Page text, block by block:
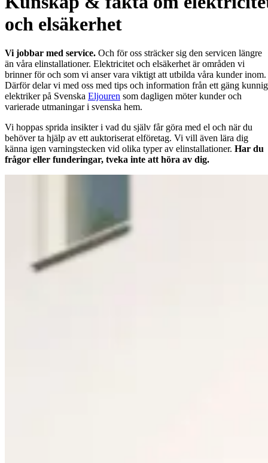
och elsäkerhet
Vi jobbar med service. Och för oss sträcker sig den servicen längre
än våra elinstallationer. Elektricitet och elsäkerhet är områden vi
brinner för och som vi anser vara viktigt att utbilda våra kunder inom.
Därför delar vi med oss med tips och information från ett gäng
elektriker på Svenska Eljouren som dagligen möter kunder och
varierade utmaningar i svenska hem.
Vi hoppas sprida insikter i vad du själv får göra med el och när du
behöver ta hjälp av ett auktoriserat elföretag. Vi vill även lära dig
känna igen varningstecken vid olika typer av elinstallationer. Har du
frågor eller funderingar, tveka inte att höra av dig.